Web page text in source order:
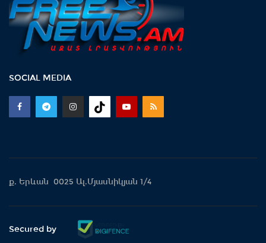
SOCIAL MEDIA
ք. Երևան 0025 Ալ.Մյասնիկյան 1/4
Secured by